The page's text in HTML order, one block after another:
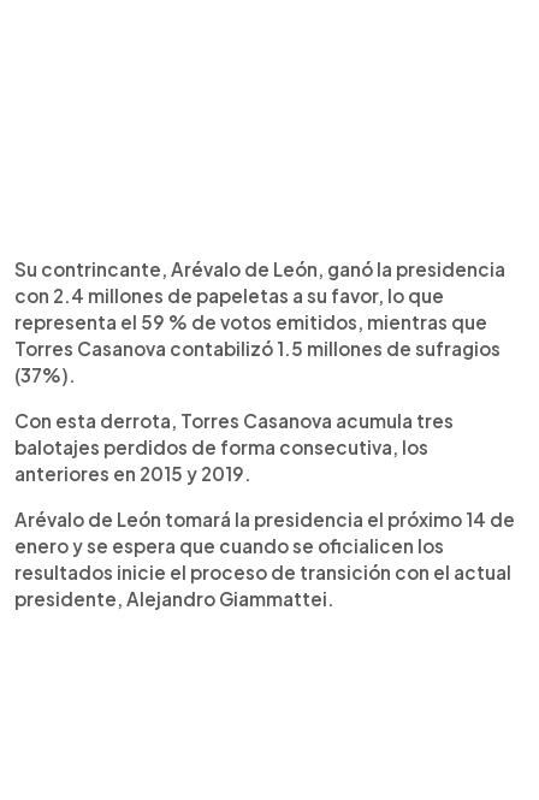
Su contrincante, Arévalo de León, ganó la presidencia
con 2.4 millones de papeletas a su favor, lo que
representa el 59 % de votos emitidos, mientras que
Torres Casanova contabilizó 1.5 millones de sufragios
(37%).
Con esta derrota, Torres Casanova acumula tres
balotajes perdidos de forma consecutiva, los
anteriores en 2015 y 2019.
Arévalo de León tomará la presidencia el próximo 14 de
enero y se espera que cuando se oficialicen los
resultados inicie el proceso de transición con el actual
presidente, Alejandro Giammattei.